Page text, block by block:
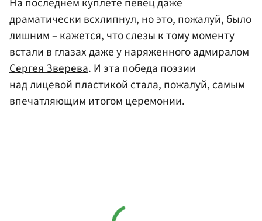
драматически всхлипнул, но это, пожалуй, было
лишним – кажется, что слезы к тому моменту
встали в глазах даже у наряженного адмиралом
Сергея Зверева. И эта победа поэзии
над лицевой пластикой стала, пожалуй, самым
впечатляющим итогом церемонии.